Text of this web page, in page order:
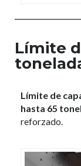
Límite
Límite de
hasta 65
reforzado.